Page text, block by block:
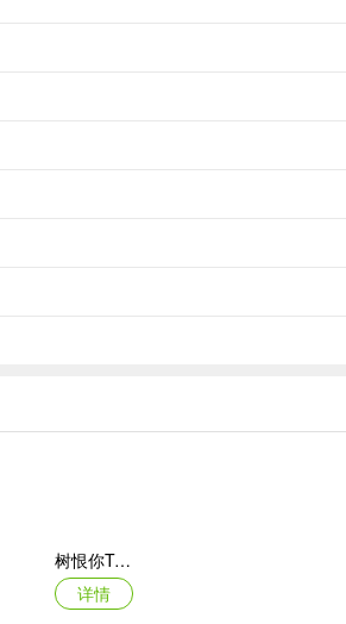
此时若恰巧有敌人越过了底线，他们将直
树恨你Trees Hate You
详情